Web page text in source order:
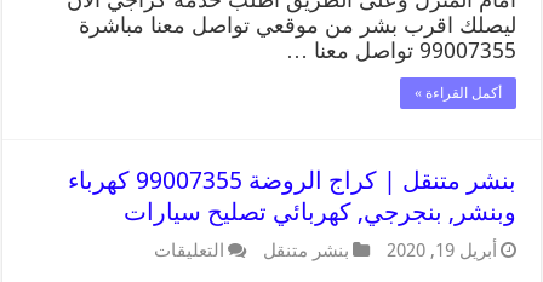
ليصلك اقرب بشر من موقعي تواصل معنا مباشرة
99007355 تواصل معنا …
أكمل القراءة »
بنشر متنقل | كراج الروضة 99007355 كهرباء
وبنشر, بنجرجي, كهربائي تصليح سيارات
أبريل 19, 2020 بنشر متنقل التعليقات